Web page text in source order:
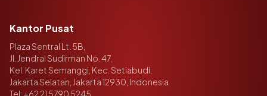
Kantor Pusat
Plaza Sentral Lt. 5B,
Jl. Jendral Sudirman No. 47,
Kel. Karet Semanggi, Kec. Setiabudi,
Jakarta Selatan, Jakarta 12930, Indonesia
Tel: +62 21 5790 5245